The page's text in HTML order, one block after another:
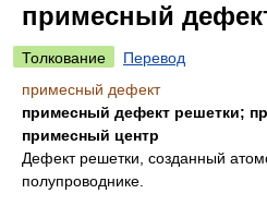
примесный
Толкование
Перевод
примесный дефект
примесный дефект решетки;
примесный центр
Дефект решетки, созданный
полупроводнике.